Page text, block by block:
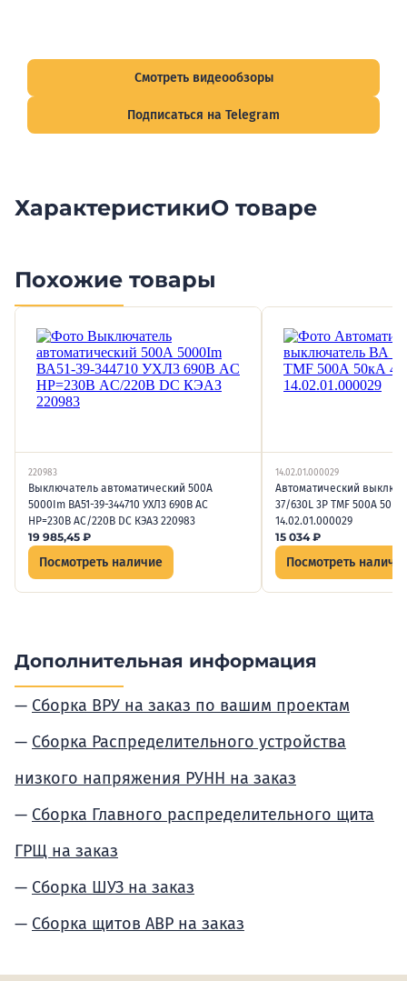
Смотреть видеообзоры
Подписаться на Telegram
ХарактеристикиО товаре
Похожие товары
220983
Выключатель автоматический 500А
5000Im ВА51-39-344710 УХЛ3 690В AC
НР=230В AC/220В DC КЭАЗ 220983
19 985,45 ₽
Посмотреть наличие
14.02.01.000029
Автоматический
37/630L 3P TMF 500А 50кА
14.02.01.000029
15 034₽
Посмотреть
Дополнительная информация
Сборка ВРУ на заказ по вашим проектам
Сборка Распределительного устройства
низкого напряжения РУНН на заказ
Сборка Главного распределительного щита
ГРЩ на заказ
Сборка ШУЗ на заказ
Сборка щитов АВР на заказ